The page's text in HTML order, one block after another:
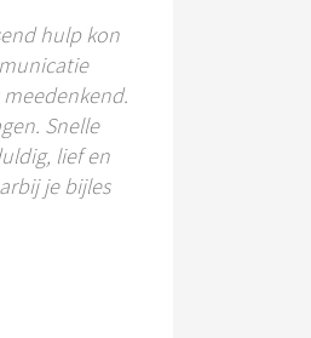
hulp kon
Snelle
lief en
je bijles